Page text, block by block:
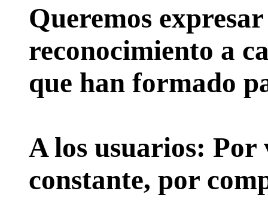
Queremos
reconocimiento a
que han formado
A los usuarios: Por
constante, por